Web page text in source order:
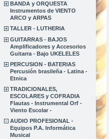
BANDA y ORQUESTA
Instrumentos de VIENTO
ARCO y ARPAS
TALLER - LUTHERIA
GUITARRAS - BAJOS
Amplificadores y Accesorios
Guitarra - Bajo UKELELES
PERCUSION - BATERIAS
Percusión brasileña - Latina -
Etnica
TRADICIONALES,
ESCOLARES y COFRADIA
Flautas - Instrumental Orf -
Viento Escolar -
AUDIO PROFESIONAL -
Equipos P.A. Informática
Musical